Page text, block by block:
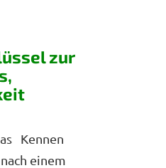
zur
Kennen
einem